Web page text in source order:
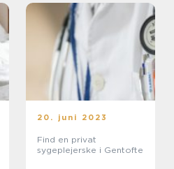
20. juni 2023
Find en privat
sygeplejerske i Gentofte